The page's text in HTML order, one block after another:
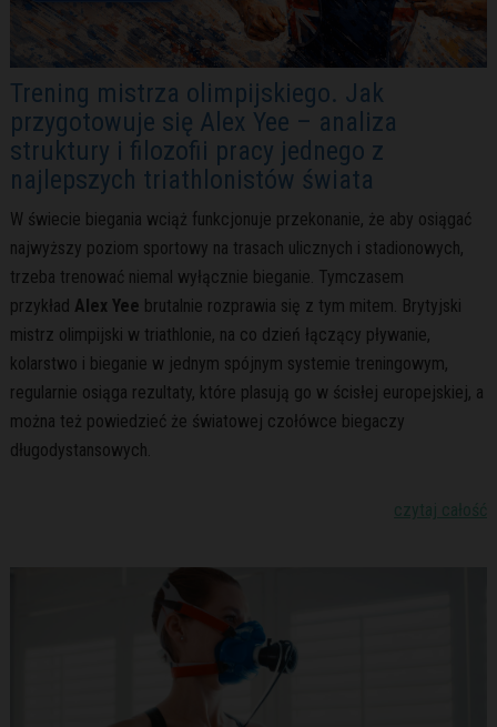
Trening mistrza olimpijskiego. Jak
przygotowuje się Alex Yee – analiza
struktury i filozofii pracy jednego z
najlepszych triathlonistów świata
W świecie biegania wciąż funkcjonuje przekonanie, że aby osiągać
najwyższy poziom sportowy na trasach ulicznych i stadionowych,
trzeba trenować niemal wyłącznie bieganie. Tymczasem
przykład Alex Yee brutalnie rozprawia się z tym mitem. Brytyjski
mistrz olimpijski w triathlonie, na co dzień łączący pływanie,
kolarstwo i bieganie w jednym spójnym systemie treningowym,
regularnie osiąga rezultaty, które plasują go w ścisłej europejskiej, a
można też powiedzieć że światowej czołówce biegaczy
długodystansowych.
czytaj całość